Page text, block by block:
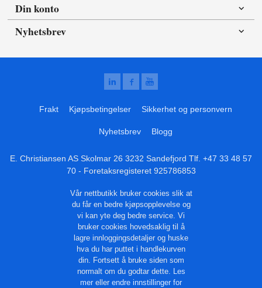
Din konto
Nyhetsbrev
Frakt Kjøpsbetingelser Sikkerhet og personvern
Nyhetsbrev Blogg
E. Christiansen AS Skolmar 26 3232 Sandefjord Tlf. +47 33 48 57
70- Foretaksregisteret 925786853
Vår nettbutikk bruker cookies slik at
du får en bedre kjøpsopplevelse og
vi kan yte deg bedre service. Vi
bruker cookies hovedsaklig til å
lagre innloggingsdetaljer og huske
hva du har puttet i handlekurven
din. Fortsett å bruke siden som
normalt om du godtar dette. Les
mer eller endre innstillinger for